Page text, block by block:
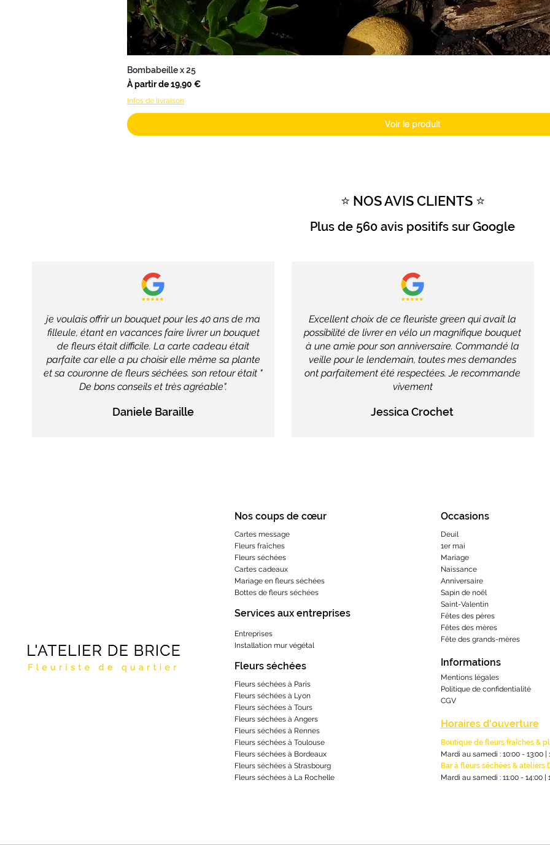
Bombabeille x 25
À partir de19,90 €
Prix promotionnel
Infos de livraison
Voir le produit
⭐ NOS AVIS CLIENTS ⭐
Plus de560 avis positifssur Google
je voulais offrir un bouquet pour les 40 ans de ma
filleule, étant en vacances faire livrer un bouquet
de fleurs était difficile. La carte cadeau était
parfaite car elle a pu choisir elle même sa plante
et sa couronne de fleurs séchées. son retour était "
De bons conseils et très agréable".
Daniele Baraille
Excellent choix de ce fleuriste green qui avait la
possibilité de livrer en vélo un magnifique bouquet
à une amie pour son anniversaire. Commandé la
veille pour le lendemain, toutes mes demandes
ont parfaitement été respectées. Je recommande
vivement
Jessica Crochet
Nos coups de cœur
Cartes message
Fleurs fraîches
Fleurs séchées
Cartes cadeaux
Mariage en fleurs séchées
Bottes de fleurs séchées
Services aux entreprises
Entreprises
Installation mur végétal
Fleurs séchées
Fleurs séchées à Paris
Fleurs séchées à Lyon
Fleurs séchées à Tours
Fleurs séchées à Angers
Fleurs séchées à Rennes
Fleurs séchées à Toulouse
Fleurs séchées à Bordeaux
Fleurs séchées à Strasbourg
Fleurs séchées à La Rochelle
Occasions
Deuil
1er mai
Mariage
Naissance
Anniversaire
Sapin de noël
Saint-Valentin
Fêtes des pères
Fêtes des mères
​Fête des grands-mères
Informations
Mentions légales
Politique de confidentialité
CGV
Horaires d'ouverture
Boutique de fleurs fraîches &
Mardi au samedi : 10:00 - 13:00
Bar à fleurs séchées & ateliers
Mardi au samedi : 11:00 - 14:00